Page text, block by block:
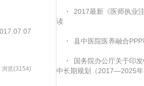
浏览(3154)
·
2017最新《医师执业
读
· 县中医院医养融合
·
国务院办公厅关于印
中长期规划（2017—2025年